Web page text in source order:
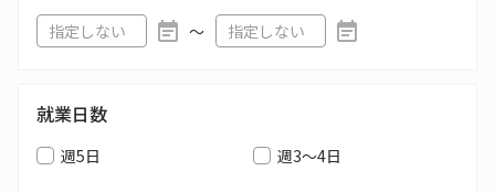
〜
就業日数
週5日 週3～4日